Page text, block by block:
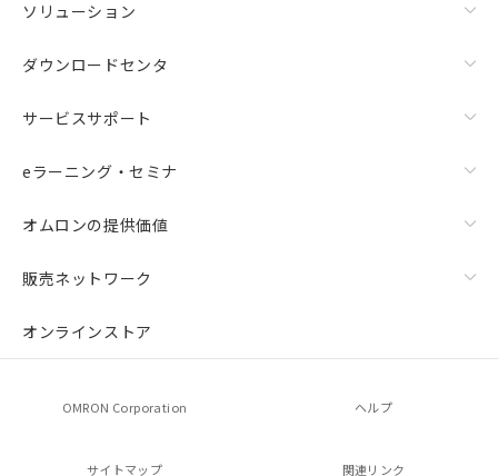
ソリューション
ダウンロードセンタ
サービスサポート
eラーニング・セミナ
オムロンの提供価値
販売ネットワーク
オンラインストア
OMRON Corporation ヘルプ
サイトマップ 関連リンク